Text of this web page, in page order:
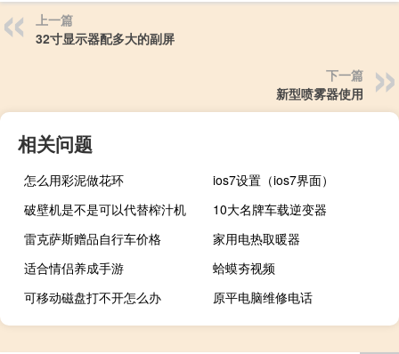
上一篇
32寸显示器配多大的副屏
下一篇
新型喷雾器使用
相关问题
怎么用彩泥做花环
ios7设置（ios7界面）
破壁机是不是可以代替榨汁机
10大名牌车载逆变器
雷克萨斯赠品自行车价格
家用电热取暖器
适合情侣养成手游
蛤蟆夯视频
可移动磁盘打不开怎么办
原平电脑维修电话